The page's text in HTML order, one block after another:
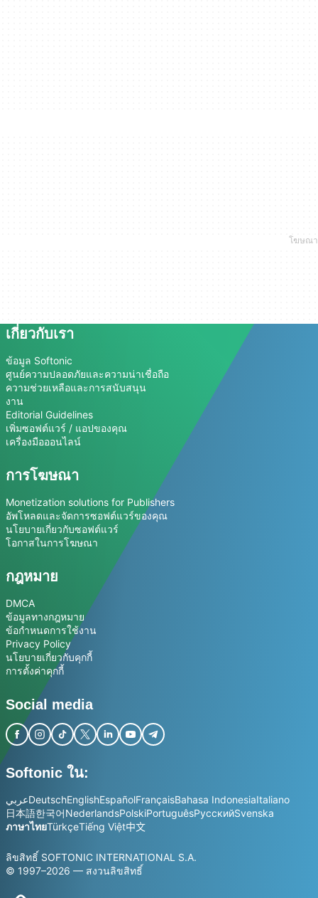
เกี่ยวกับเรา
ข้อมูล Softonic
ศูนย์ความปลอดภัยและความน่าเชื่อถือ
ความช่วยเหลือและการสนับสนุน
งาน
Editorial Guidelines
เพิ่มซอฟต์แวร์ / แอปของคุณ
เครื่องมือออนไลน์
การโฆษณา
Monetization solutions for Publishers
อัพโหลดและจัดการซอฟต์แวร์ของคุณ
นโยบายเกี่ยวกับซอฟต์แวร์
โอกาสในการโฆษณา
กฎหมาย
DMCA
ข้อมูลทางกฎหมาย
ข้อกำหนดการใช้งาน
Privacy Policy
นโยบายเกี่ยวกับคุกกี้
การตั้งค่าคุกกี้
Social media
Softonic ใน:
عربيDeutschEnglishEspañolFrançaisBahasa IndonesiaItaliano
日本語한국어NederlandsPolskiPortuguêsРусскийSvenska
ภาษาไทยTürkçeTiếng Việt中文
ลิขสิทธิ์ SOFTONIC INTERNATIONAL S.A.
© 1997–2026 — สงวนลิขสิทธิ์